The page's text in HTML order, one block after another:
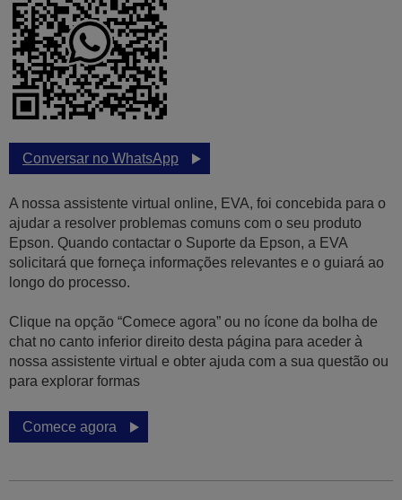
Conversar no WhatsApp
A nossa assistente virtual online, EVA, foi concebida para o
ajudar a resolver problemas comuns com o seu produto
Epson. Quando contactar o Suporte da Epson, a EVA
solicitará que forneça informações relevantes e o guiará ao
longo do processo.
Clique na opção “Comece agora” ou no ícone da bolha de
chat no canto inferior direito desta página para aceder à
nossa assistente virtual e obter ajuda com a sua questão ou
para explorar formas
Comece agora